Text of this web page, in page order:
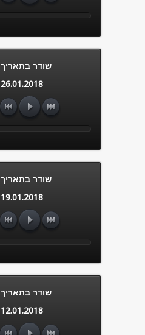
שודר בתאריך
26.01.2018
שודר בתאריך
19.01.2018
שודר בתאריך
12.01.2018